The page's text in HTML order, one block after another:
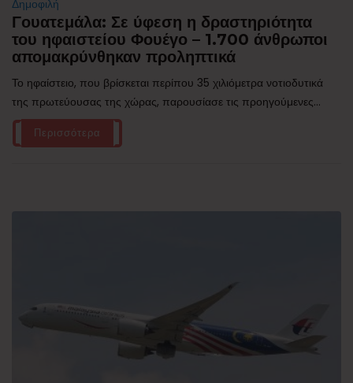
Δημοφιλή
Γουατεμάλα: Σε ύφεση η δραστηριότητα
του ηφαιστείου Φουέγο – 1.700 άνθρωποι
απομακρύνθηκαν προληπτικά
Το ηφαίστειο, που βρίσκεται περίπου 35 χιλιόμετρα νοτιοδυτικά
της πρωτεύουσας της χώρας, παρουσίασε τις προηγούμενες...
Περισσότερα